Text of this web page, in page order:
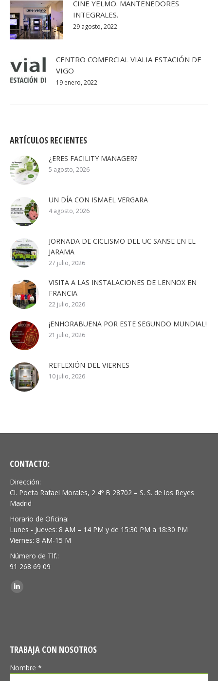
CINE YELMO. MANTENEDORES
INTEGRALES.
29 agosto, 2022
CENTRO COMERCIAL VIALIA ESTACIÓN DE
VIGO
19 enero, 2022
ARTÍCULOS RECIENTES
¿ERES FACILITY MANAGER?
5 agosto, 2026
UN DÍA CON ISMAEL VERGARA
4 agosto, 2026
JORNADA DE CICLISMO DEL UC SANSE EN EL
JARAMA
27 julio, 2026
VISITA A LAS INSTALACIONES DE LENNOX EN
FRANCIA
22 julio, 2026
¡ENHORABUENA POR ESTE SEGUNDO MUNDIAL!
21 julio, 2026
REFLEXIÓN DEL VIERNES
10 julio, 2026
CONTACTO:
Dirección:
Cl. Poeta Rafael Morales, 2 4º B 28702 – S. S. de los Reyes
Madrid
Horario de Oficina:
Lunes - Jueves: 8 AM – 14 PM y de 15:30 PM a 18:30 PM
Viernes: 8 AM-15 M
Número de Tlf.:
91 268 69 09
Encuéntranos en:
Linkedin
TRABAJA CON NOSOTROS
Nombre *